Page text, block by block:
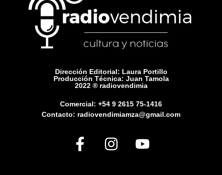
Dirección Editorial: Laura Portillo
Producción Técnica: Juan Tamola
2022 ® radiovendimia
Comercial: +54 9 2615 75-1416
Contacto: radiovendimiamza@gmail.com